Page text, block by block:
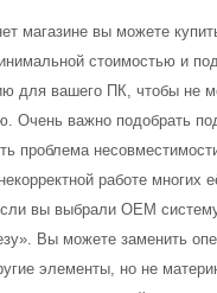
магазине вы можете
стоимостью и
для вашего ПК, чтобы не
Очень важно подобрать
проблема
работе многих
вы выбрали OEM
Вы можете заменить
элементы, но не
ключи
Licence
ПО